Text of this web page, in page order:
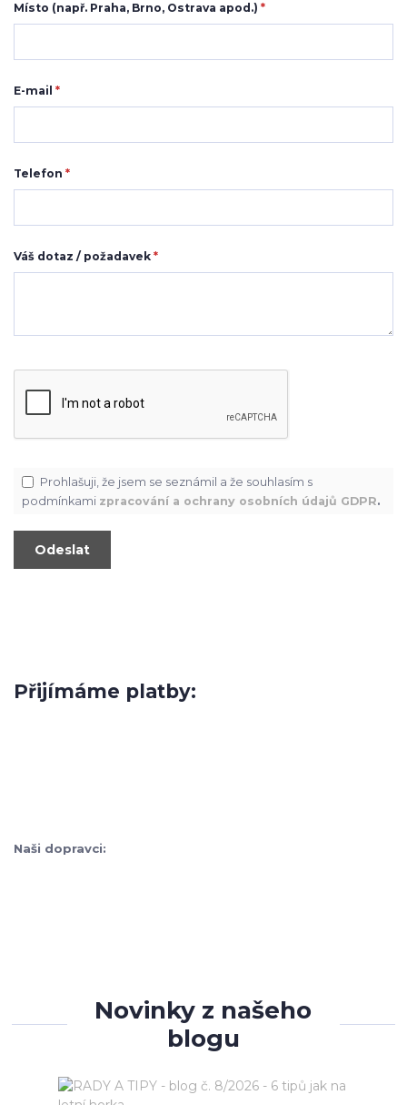
Přijímáme platby:
Naši dopravci:
Místo (např. Praha, Brno, Ostrava apod.) *
E-mail *
Telefon *
Váš dotaz / požadavek *
Prohlašuji, že jsem se seznámil a že souhlasím s
podmínkami zpracování a ochrany osobních údajů GDPR.
Novinky z našeho
blogu